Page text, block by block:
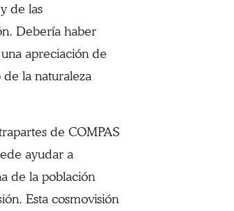
de las
Debería haber
apreciación de
la naturaleza
de COMPAS
ayudar a
de la población
Esta cosmovisión